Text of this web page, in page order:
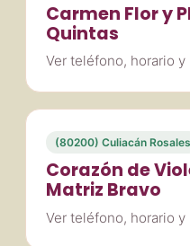
Carmen Flor y
Quintas
Ver teléfono, horario y
(80200) Culiacán Rosales
Corazón de
Matriz Bravo
Ver teléfono, horario y